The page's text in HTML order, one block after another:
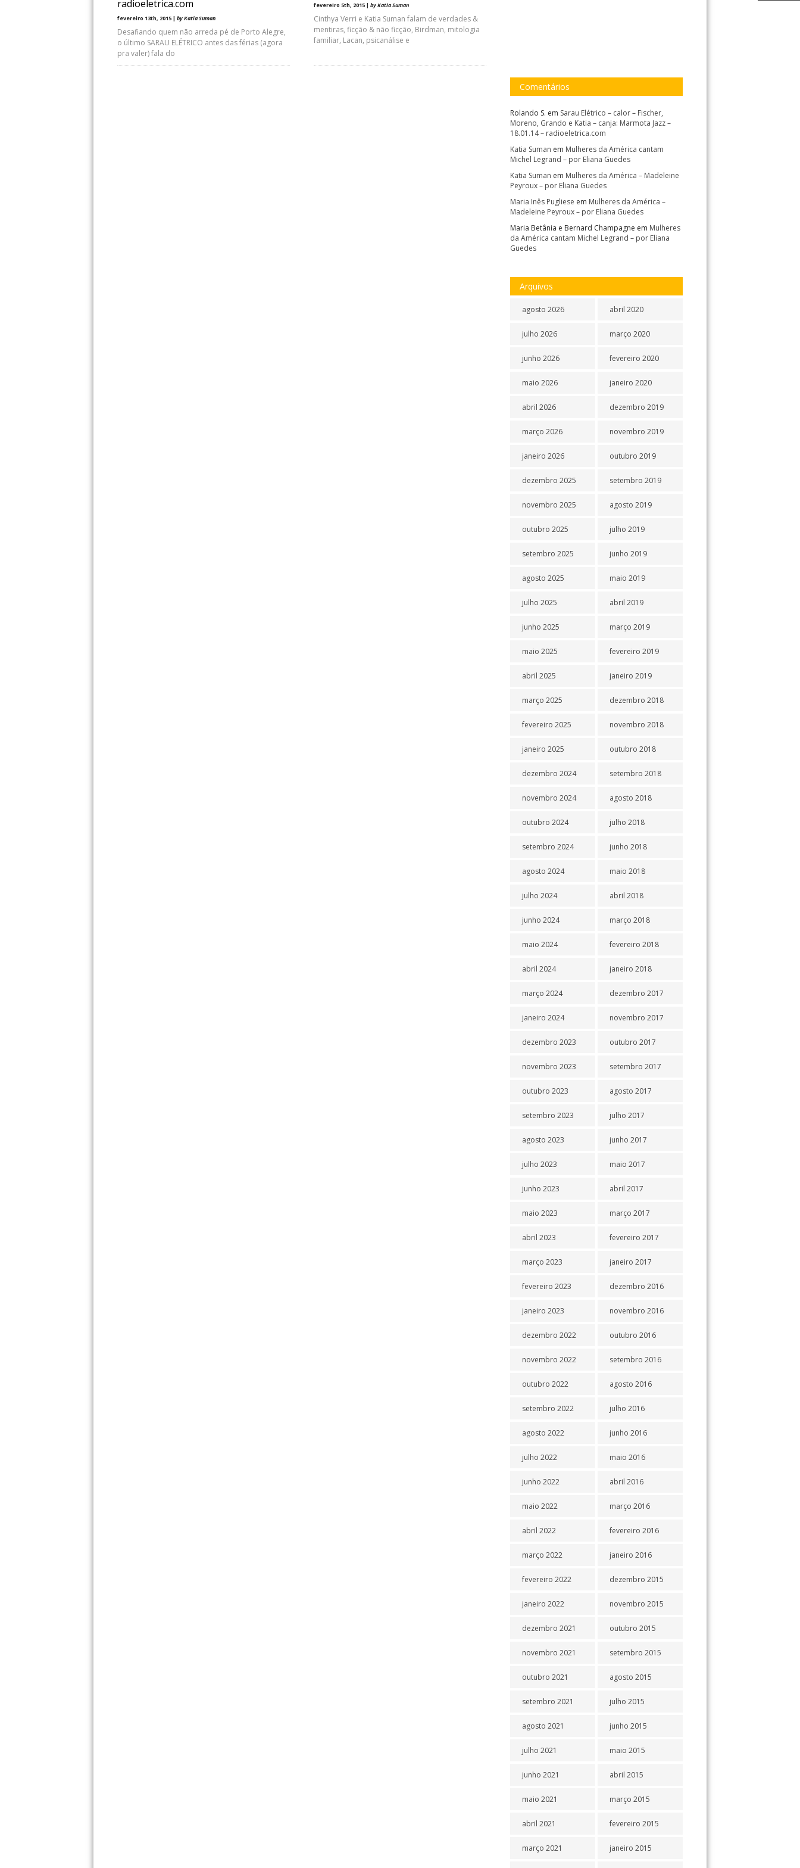
radioeletrica.com
fevereiro 13th, 2015 | by Katia Suman
Desafiando quem não arreda pé de Porto Alegre,
o último SARAU ELÉTRICO antes das férias (agora
pra valer) fala do
fevereiro 5th, 2015 | by Katia Suman
Cinthya Verri e Katia Suman falam de verdades &
mentiras, ficção & não ficção, Birdman, mitologia
familiar, Lacan, psicanálise e
Comentários
Rolando S. em Sarau Elétrico – calor – Fischer,
Moreno, Grando e Katia – canja: Marmota Jazz –
18.01.14 – radioeletrica.com
Katia Suman em Mulheres da América cantam
Michel Legrand – por Eliana Guedes
Katia Suman em Mulheres da América – Madeleine
Peyroux – por Eliana Guedes
Maria Inês Pugliese em Mulheres da América –
Madeleine Peyroux – por Eliana Guedes
Maria Betânia e Bernard Champagne em Mulheres
da América cantam Michel Legrand – por Eliana
Guedes
Arquivos
agosto 2026
julho 2026
junho 2026
maio 2026
abril 2026
março 2026
janeiro 2026
dezembro 2025
novembro 2025
outubro 2025
setembro 2025
agosto 2025
julho 2025
junho 2025
maio 2025
abril 2025
março 2025
fevereiro 2025
janeiro 2025
dezembro 2024
novembro 2024
outubro 2024
setembro 2024
agosto 2024
julho 2024
junho 2024
maio 2024
abril 2024
março 2024
janeiro 2024
dezembro 2023
novembro 2023
outubro 2023
setembro 2023
agosto 2023
julho 2023
junho 2023
maio 2023
abril 2023
março 2023
fevereiro 2023
janeiro 2023
dezembro 2022
novembro 2022
outubro 2022
setembro 2022
agosto 2022
julho 2022
junho 2022
maio 2022
abril 2022
março 2022
fevereiro 2022
janeiro 2022
dezembro 2021
novembro 2021
outubro 2021
setembro 2021
agosto 2021
julho 2021
junho 2021
maio 2021
abril 2021
março 2021
abril 2020
março 2020
fevereiro 2020
janeiro 2020
dezembro 2019
novembro 2019
outubro 2019
setembro 2019
agosto 2019
julho 2019
junho 2019
maio 2019
abril 2019
março 2019
fevereiro 2019
janeiro 2019
dezembro 2018
novembro 2018
outubro 2018
setembro 2018
agosto 2018
julho 2018
junho 2018
maio 2018
abril 2018
março 2018
fevereiro 2018
janeiro 2018
dezembro 2017
novembro 2017
outubro 2017
setembro 2017
agosto 2017
julho 2017
junho 2017
maio 2017
abril 2017
março 2017
fevereiro 2017
janeiro 2017
dezembro 2016
novembro 2016
outubro 2016
setembro 2016
agosto 2016
julho 2016
junho 2016
maio 2016
abril 2016
março 2016
fevereiro 2016
janeiro 2016
dezembro 2015
novembro 2015
outubro 2015
setembro 2015
agosto 2015
julho 2015
junho 2015
maio 2015
abril 2015
março 2015
fevereiro 2015
janeiro 2015